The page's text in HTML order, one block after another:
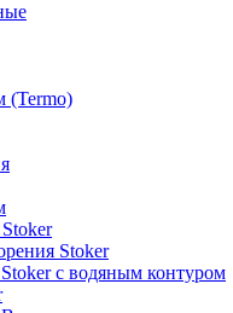
(Termo)
Stoker
с водяным контуром